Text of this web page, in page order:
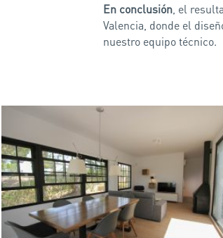
En conclusión , el
Valencia, donde el
nuestro equipo técnico.